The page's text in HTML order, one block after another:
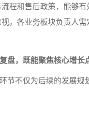
程和售后政策，能够有
。各业务板块负责人
盘，既能聚焦核心增
节不仅为后续的发展规